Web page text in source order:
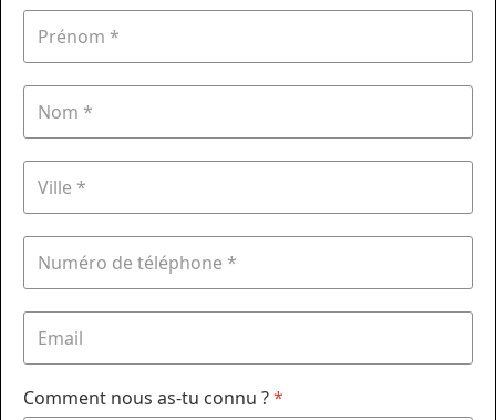
Comment nous as-tu connu ?*